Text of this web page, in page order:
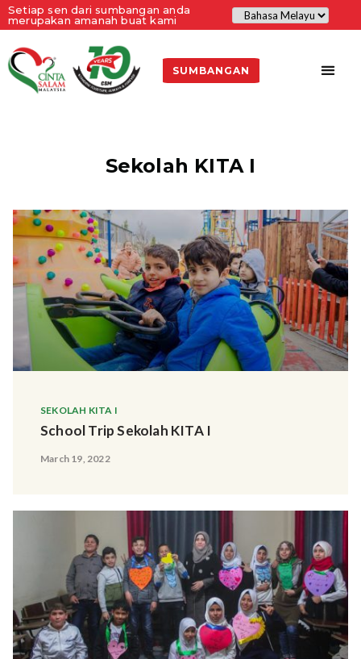
Setiap sen dari sumbangan anda
merupakan amanah buat kami
SUMBANGAN
Sekolah KITA I
SEKOLAH KITA I
School Trip Sekolah KITA I
March 19, 2022